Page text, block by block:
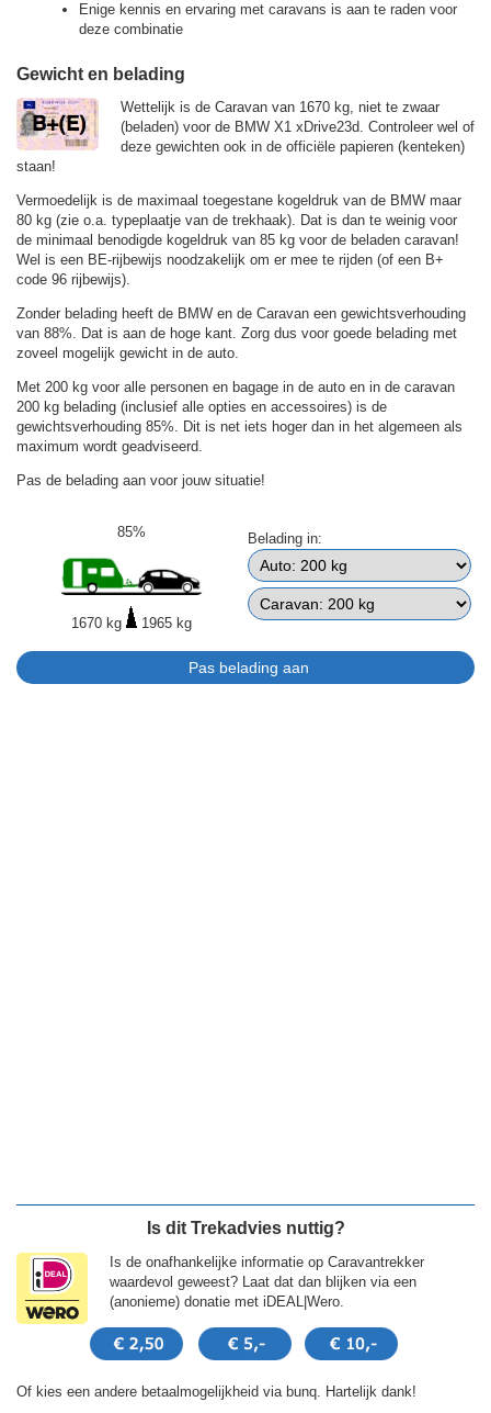
Enige kennis en ervaring met caravans is aan te raden voor
deze combinatie
Gewicht en belading
Wettelijk is de Caravan van 1670 kg, niet te zwaar
(beladen) voor de BMW X1 xDrive23d. Controleer wel of
deze gewichten ook in de officiële papieren (kenteken)
staan!
Vermoedelijk is de maximaal toegestane kogeldruk van de BMW maar
80 kg (zie o.a. typeplaatje van de trekhaak). Dat is dan te weinig voor
de minimaal benodigde kogeldruk van 85 kg voor de beladen caravan!
Wel is een BE-rijbewijs noodzakelijk om er mee te rijden (of een B+
code 96 rijbewijs).
Zonder belading heeft de BMW en de Caravan een gewichtsverhouding
van 88%. Dat is aan de hoge kant. Zorg dus voor goede belading met
zoveel mogelijk gewicht in de auto.
Met 200 kg voor alle personen en bagage in de auto en in de caravan
200 kg belading (inclusief alle opties en accessoires) is de
gewichtsverhouding 85%. Dit is net iets hoger dan in het algemeen als
maximum wordt geadviseerd.
Pas de belading aan voor jouw situatie!
85%
1670 kg 1965 kg
Belading in:
Is dit Trekadvies nuttig?
Is de onafhankelijke informatie op Caravantrekker
waardevol geweest? Laat dat dan blijken via een
(anonieme) donatie met iDEAL|Wero.
Of kies een andere betaalmogelijkheid via bunq. Hartelijk dank!